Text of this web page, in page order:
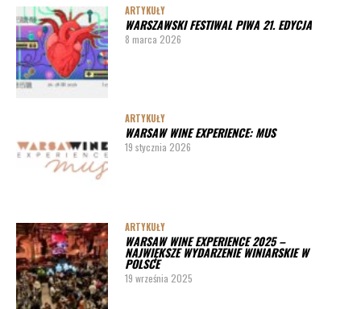
ARTYKUŁY
WARSZAWSKI FESTIWAL PIWA 21. EDYCJA
8 marca 2026
ARTYKUŁY
WARSAW WINE EXPERIENCE: MUS
19 stycznia 2026
ARTYKUŁY
WARSAW WINE EXPERIENCE 2025 –
NAJWIĘKSZE WYDARZENIE WINIARSKIE W
POLSCE
19 września 2025